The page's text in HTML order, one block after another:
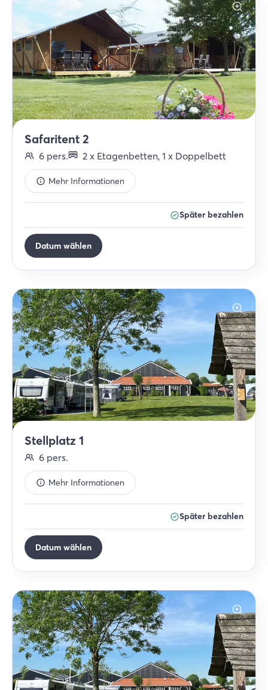
Safaritent 2
6 pers. 2 x Etagenbetten, 1 x Doppelbett
Mehr Informationen
Später bezahlen
Datum wählen
Stellplatz 1
6 pers.
Mehr Informationen
Später bezahlen
Datum wählen